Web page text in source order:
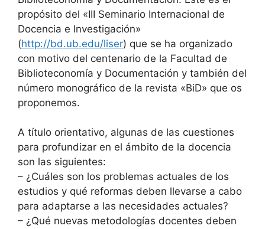
propósito del «III Seminario Internacional de
Docencia e Investigación»
(http://bd.ub.edu/liser) que se ha organizado
con motivo del centenario de la Facultad de
Biblioteconomía y Documentación y también del
número monográfico de la revista «BiD» que os
proponemos.
A título orientativo, algunas de las cuestiones
para profundizar en el ámbito de la docencia
son las siguientes:
– ¿Cuáles son los problemas actuales de los
estudios y qué reformas deben llevarse a cabo
para adaptarse a las necesidades actuales?
– ¿Qué nuevas metodologías docentes deben